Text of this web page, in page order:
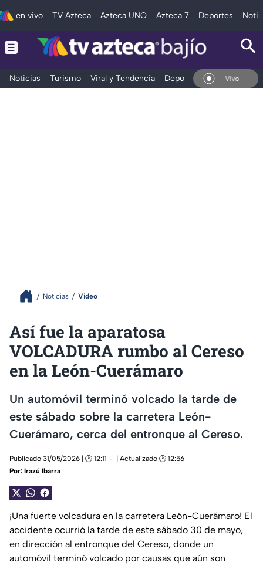
en vivo TV Azteca Azteca UNO Azteca 7 Deportes
Noticias Turismo Viral y Tendencia Deportes Espectáculos
En Vivo
Noticias Video
Así fue la aparatosa
VOLCADURA rumbo al Cereso
en la León-Cuerámaro
Un automóvil terminó volcado la tarde de
este sábado sobre la carretera León-
Cuerámaro, cerca del entronque al Cereso.
Publicado 31/05/2026 | 🕑 12:11
| Actualizado 🕑 12:56
Por: Irazú Ibarra
¡Una fuerte volcadura en la carretera León-Cuerámaro! El
accidente ocurrió la tarde de este sábado 30 de mayo,
en dirección al entronque del Cereso, donde un
automóvil terminó volcado por causas que aún son